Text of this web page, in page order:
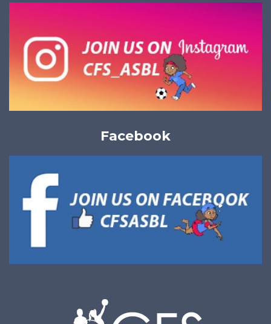
Facebook